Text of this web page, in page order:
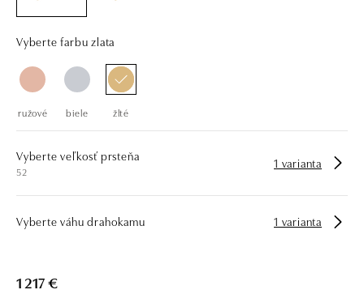
Vyberte farbu zlata
ružové biele žlté
Vyberte veľkosť prsteňa
52
1 varianta
Vyberte váhu drahokamu 1 varianta
1 217 €